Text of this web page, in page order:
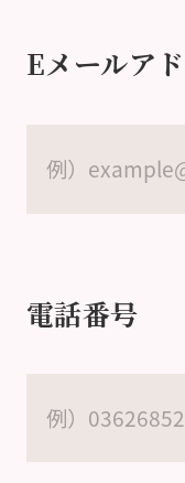
Eメールア
電話番号